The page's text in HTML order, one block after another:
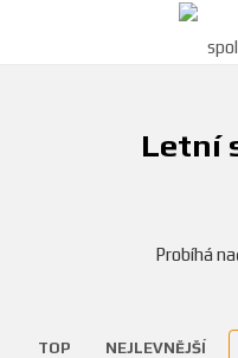
Letní
Probíhá
TOP NEJLEVNĚJŠÍ